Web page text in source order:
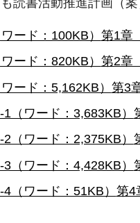
読書活動推進計画（案
ード：100KB） 第1章
ード：820KB） 第2章
ード：5,162KB） 第3
（ワード：3,683KB）
（ワード：2,375KB）
（ワード：4,428KB）
（ワード：51KB） 第4